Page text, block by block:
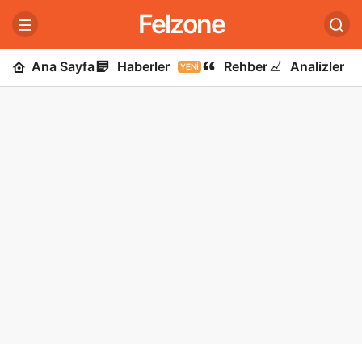
Felzone
Ana Sayfa Haberler YENI Rehber Analizler